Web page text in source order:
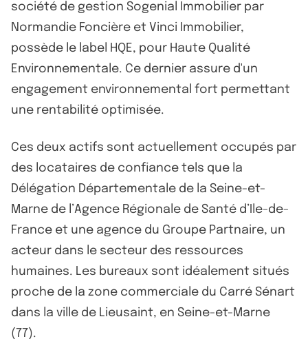
société de gestion Sogenial Immobilier par
Normandie Foncière et Vinci Immobilier,
possède le label HQE, pour Haute Qualité
Environnementale. Ce dernier assure d'un
engagement environnemental fort permettant
une rentabilité optimisée.
Ces deux actifs sont actuellement occupés par
des locataires de confiance tels que la
Délégation Départementale de la Seine-et-
Marne de l’Agence Régionale de Santé d’Ile-de-
France et une agence du Groupe Partnaire, un
acteur dans le secteur des ressources
humaines. Les bureaux sont idéalement situés
proche de la zone commerciale du Carré Sénart
dans la ville de Lieusaint, en Seine-et-Marne
(77).